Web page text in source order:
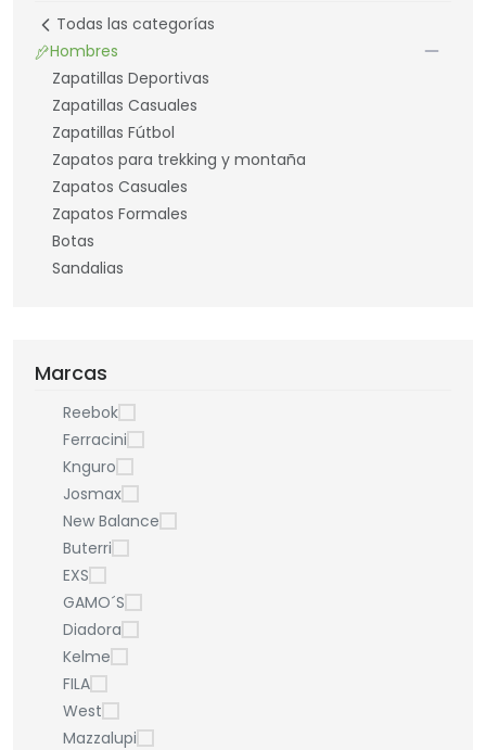
Todas las categorías
Hombres
Zapatillas Deportivas
Zapatillas Casuales
Zapatillas Fútbol
Zapatos para trekking y montaña
Zapatos Casuales
Zapatos Formales
Botas
Sandalias
Marcas
Reebok
Ferracini
Knguro
Josmax
New Balance
Buterri
EXS
GAMO´S
Diadora
Kelme
FILA
West
Mazzalupi